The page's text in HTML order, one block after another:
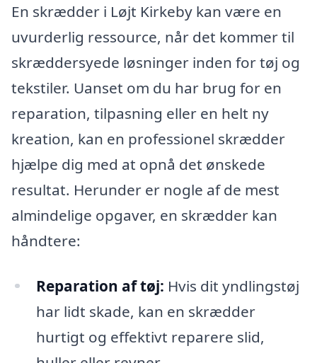
En skrædder i Løjt Kirkeby kan være en
uvurderlig ressource, når det kommer til
skræddersyede løsninger inden for tøj og
tekstiler. Uanset om du har brug for en
reparation, tilpasning eller en helt ny
kreation, kan en professionel skrædder
hjælpe dig med at opnå det ønskede
resultat. Herunder er nogle af de mest
almindelige opgaver, en skrædder kan
håndtere:
Reparation af tøj: Hvis dit yndlingstøj
har lidt skade, kan en skrædder
hurtigt og effektivt reparere slid,